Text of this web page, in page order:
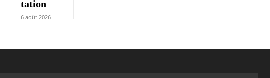
tation
6 août 2026